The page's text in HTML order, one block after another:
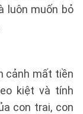
luôn muốn bỏ
cảnh mất tiền
kiệt và tính
con trai, con